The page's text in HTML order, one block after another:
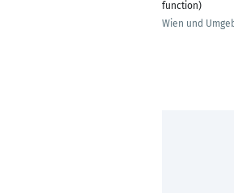
function)
Wien und